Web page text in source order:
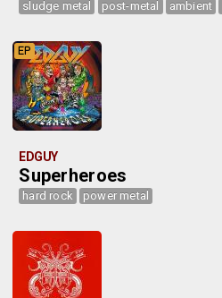
sludge metal post-metal ambient
EP
EDGUY
Superheroes
hard rock power metal